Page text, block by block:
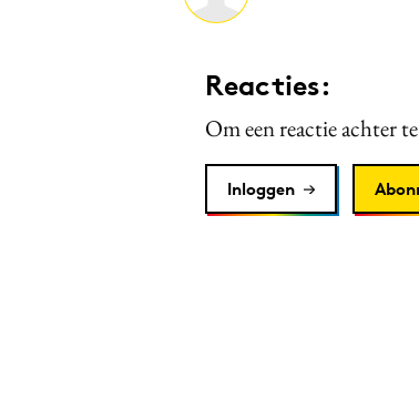
Reacties:
Om een reactie achter
Inloggen